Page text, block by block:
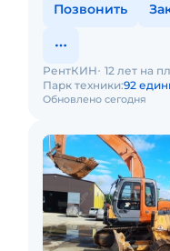
Позвонить
Обновлено сегодня
РентКИН 12 лет на
Парк техники:92